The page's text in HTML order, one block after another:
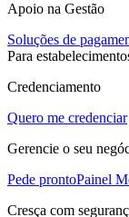
Apoio na Gestão
Soluções de
Para
Credenciamento
Quero me credenciar
Gerencie o seu
Pede prontoPainel
Cresça com